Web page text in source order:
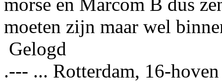
moeten zijn maar wel
Gelogd
.--- ... Rotterdam, 16-hoven